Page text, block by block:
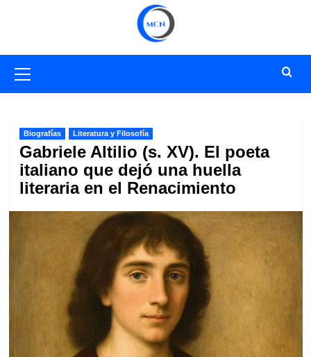
primario
Biografías Literatura y Filosofía
Gabriele Altilio (s. XV). El poeta
italiano que dejó una huella
literaria en el Renacimiento